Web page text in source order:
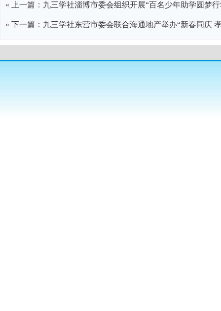
« 上一篇： 九三学社淄博市委会组织开展“百名少年助学圆梦行
» 下一篇： 九三学社东营市委会联合海通地产举办“新春同庆